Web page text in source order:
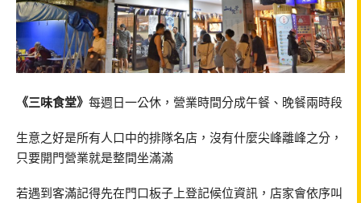
《三味食堂》 每週日一公休，營業時間分成午餐、晚餐兩時段
生意之好是所有人口中的排隊名店，沒有什麼尖峰離峰之分，
只要開門營業就是整間坐滿滿
若遇到客滿記得先在門口板子上登記候位資訊，店家會依序叫